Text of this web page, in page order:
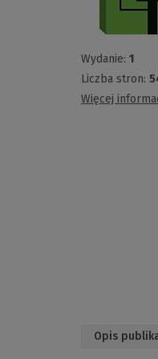
Wydanie: 1
Liczba stron:
Więcej
Opis